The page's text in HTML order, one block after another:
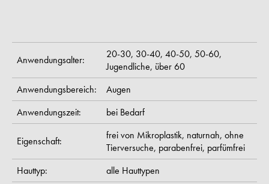
Anwendungsalter: 20-30, 30-40, 40-50, 50-60,
Jugendliche, über 60
Anwendungsbereich:
Augen
Anwendungszeit:
bei Bedarf
Eigenschaft: frei von Mikroplastik, naturnah, ohne
Tierversuche, parabenfrei, parfümfrei
Hauttyp:
alle Hauttypen